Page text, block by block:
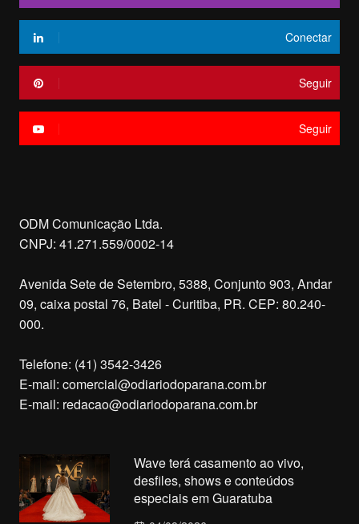
Conectar
Seguir
Seguir
ODM Comunicação Ltda.
CNPJ: 41.271.559/0002-14
Avenida Sete de Setembro, 5388, Conjunto 903, Andar
09, caixa postal 76, Batel - Curitiba, PR. CEP: 80.240-
000.
Telefone: (41) 3542-3426
E-mail: comercial@odiariodoparana.com.br
E-mail: redacao@odiariodoparana.com.br
Wave terá casamento ao vivo,
desfiles, shows e conteúdos
especiais em Guaratuba